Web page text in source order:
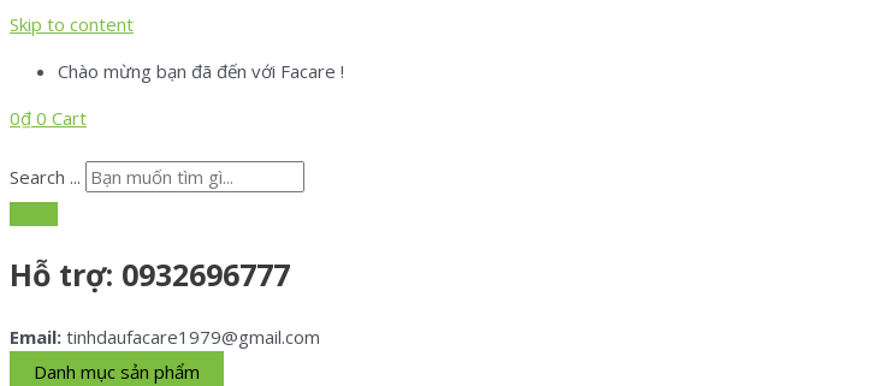
Skip to content
Chào mừng bạn đã đến với Facare !
0₫ 0 Cart
Search ...
Hỗ trợ: 0932696777
Email: tinhdaufacare1979@gmail.com
Danh mục sản phẩm